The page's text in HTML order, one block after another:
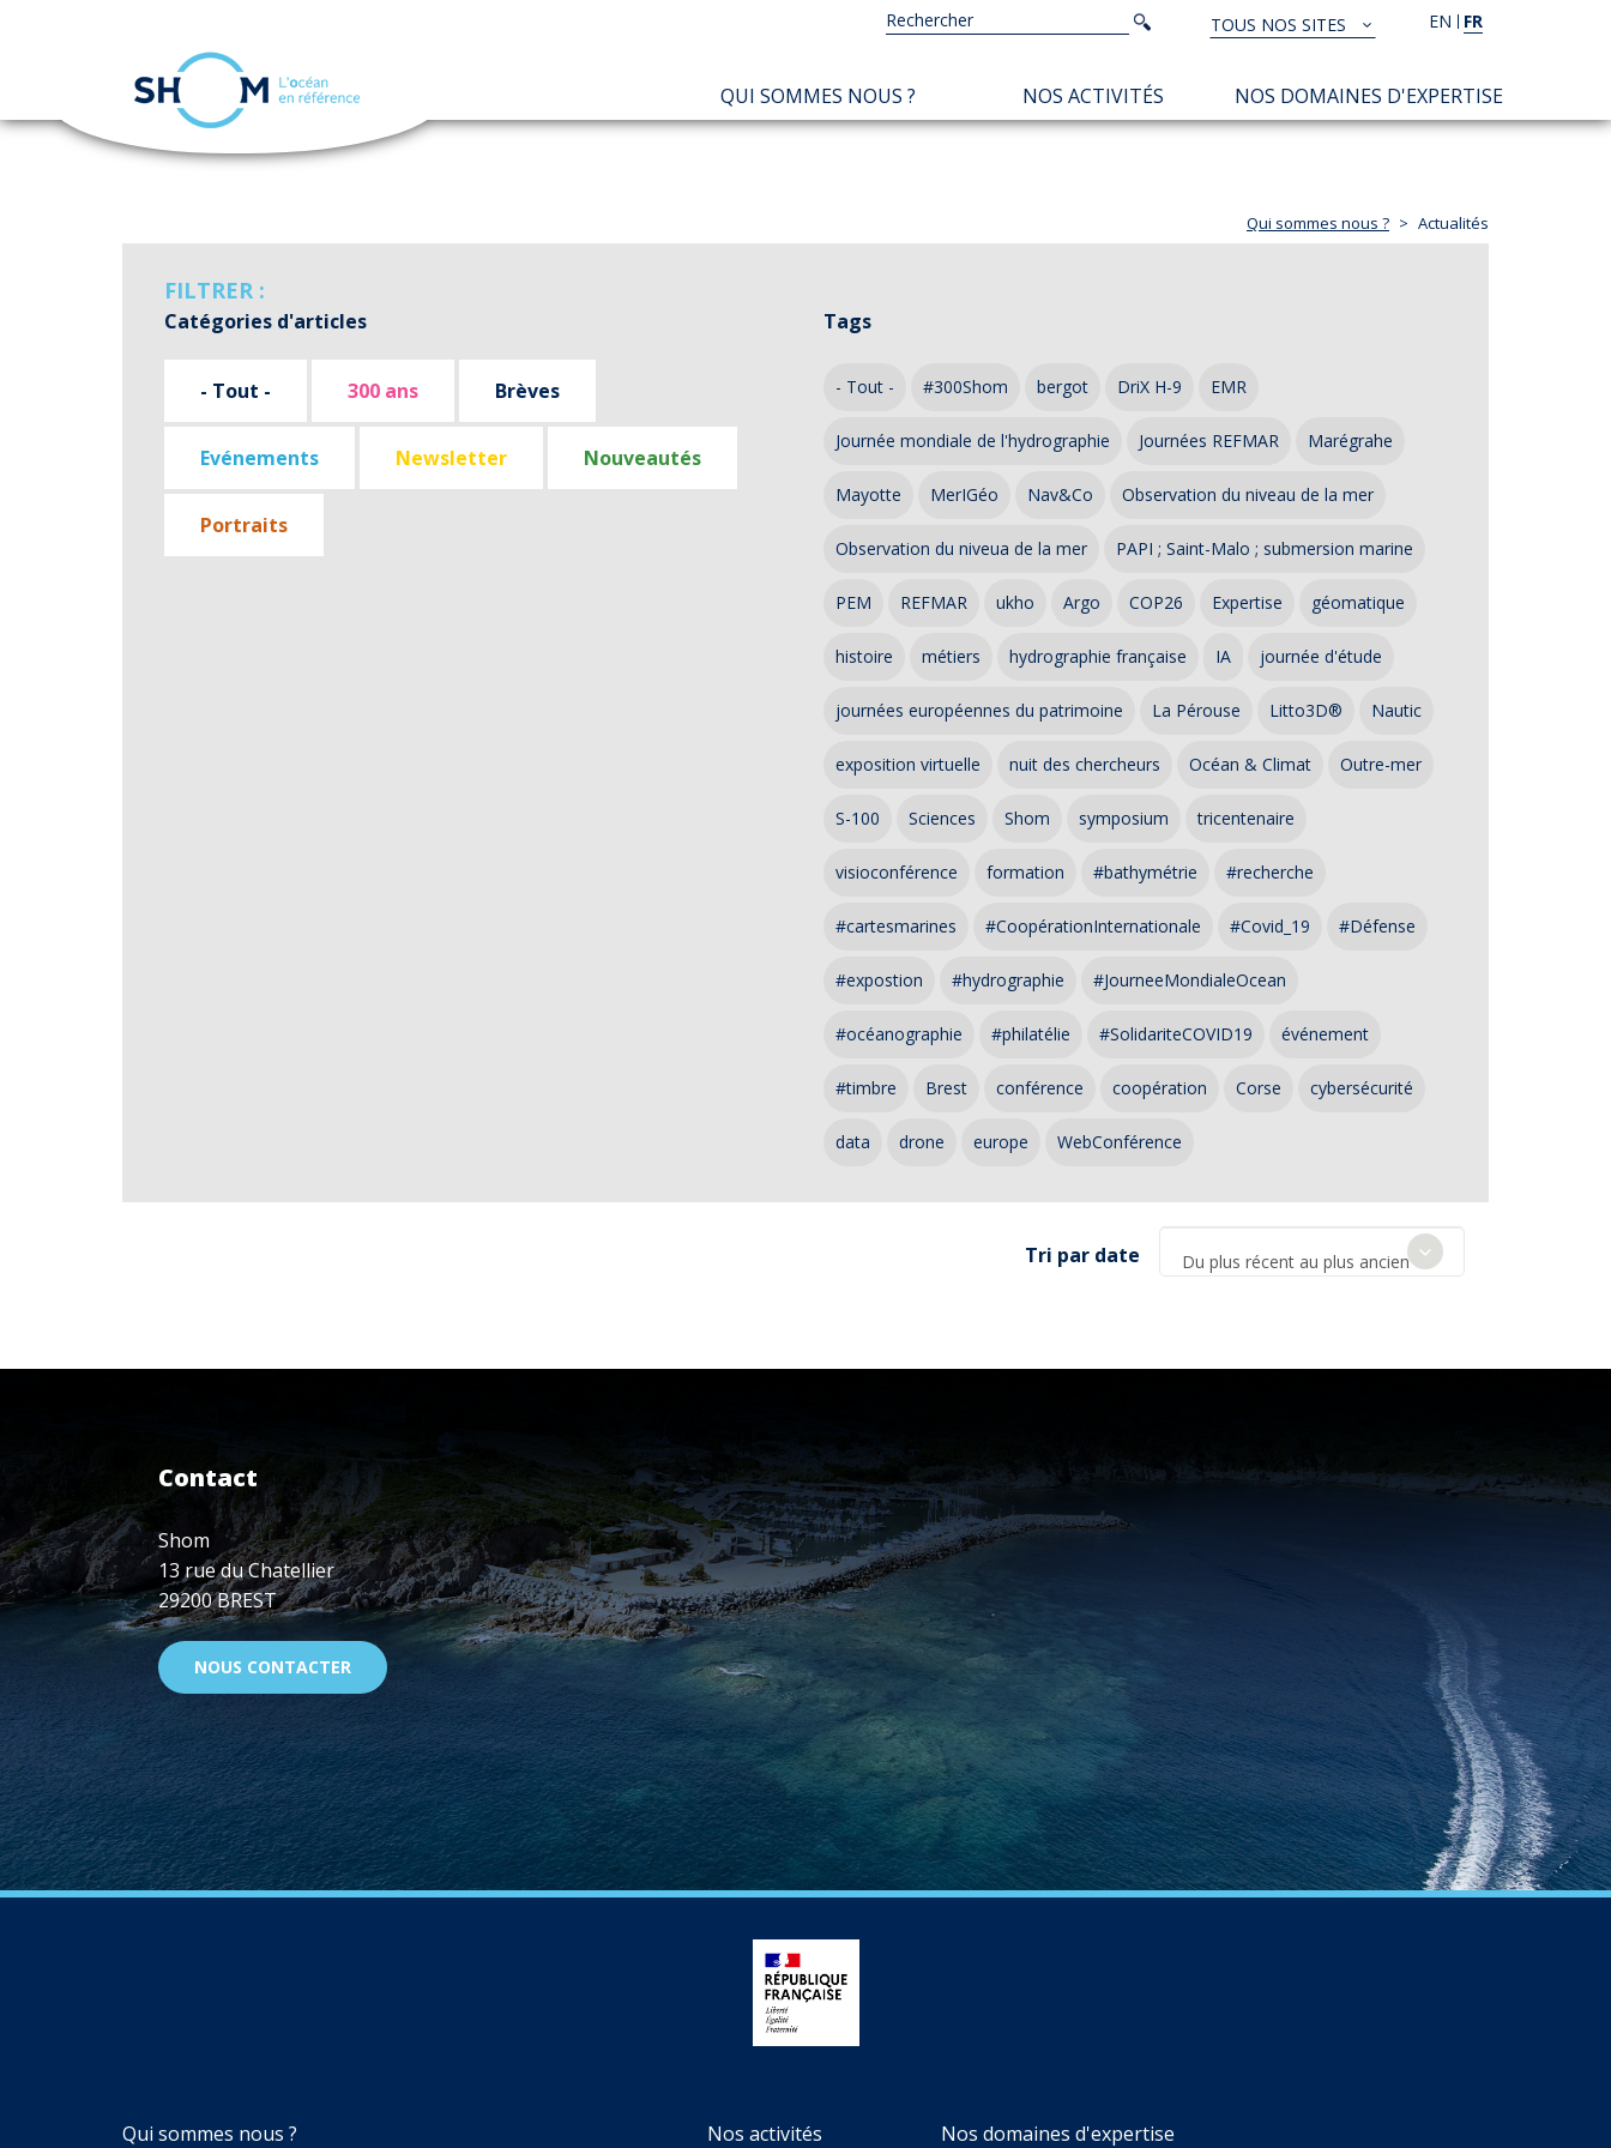
Aller
EN FR
TOUS
NOS
SITES
TOUS NOS SITES
Rechercher
Rechercher
NAVIGATION
PRINCIPALE
QUI SOMMES NOUS ? NOS ACTIVITÉS NOS DOMAINES D'EXPERTISE
Qui sommes nous ? Actualités
FILTRER :
Catégories d'articles
- Tout - 300 ans Brèves
Evénements Newsletter Nouveautés
Portraits
Tags
- Tout - #300Shom bergot DriX H-9 EMR
Journée mondiale de l'hydrographie Journées REFMAR Marégrahe
Mayotte MerIGéo Nav&Co Observation du niveau de la mer
Observation du niveua de la mer PAPI ; Saint-Malo ; submersion marine
PEM REFMAR ukho Argo COP26 Expertise géomatique
histoire métiers hydrographie française IA journée d'étude
journées européennes du patrimoine La Pérouse Litto3D® Nautic
exposition virtuelle nuit des chercheurs Océan & Climat Outre-mer
S-100 Sciences Shom symposium tricentenaire
visioconférence formation #bathymétrie #recherche
#cartesmarines #CoopérationInternationale #Covid_19 #Défense
#expostion #hydrographie #JourneeMondialeOcean
#océanographie #philatélie #SolidariteCOVID19 événement
#timbre Brest conférence coopération Corse cybersécurité
data drone europe WebConférence
Tri par date Du plus récent au plus ancien
Contact
Shom
13 rue du Chatellier
29200 BREST
NOUS CONTACTER
NAVIGATION
Qui sommes nous ? Nos activités Nos domaines d'expertise